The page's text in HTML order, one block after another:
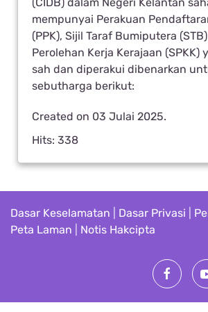
(CIDB) dalam Negeri Kelantan
mempunyai Perakuan
(PPK), Sijil Taraf Bumiputera
Perolehan Kerja Kerajaan (SPKK)
sah dan diperakui dibenarkan
sebutharga berikut:
Created on 03 Julai 2025.
Hits: 338
Dasar Keselamatan Dasar Privasi
Peta Laman
Notis Hakcipta